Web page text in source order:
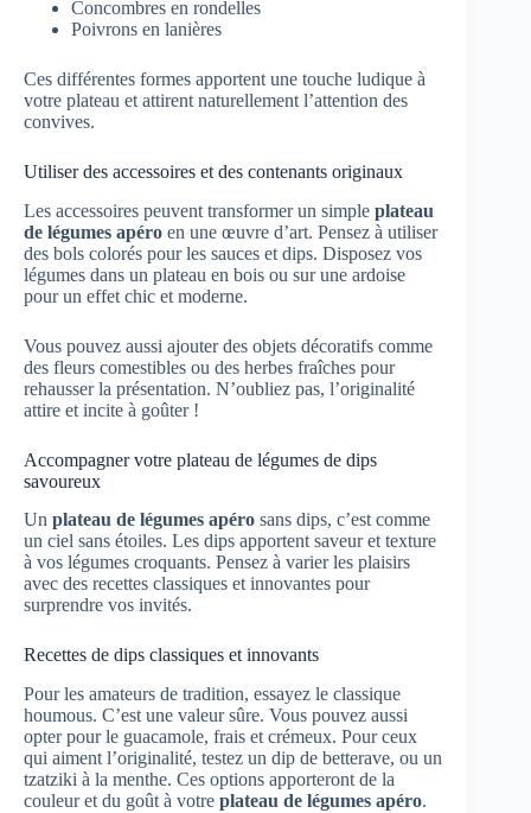
Concombres en rondelles
Poivrons en lanières
Ces différentes formes apportent une touche ludique à
votre plateau et attirent naturellement l’attention des
convives.
Utiliser des accessoires et des contenants originaux
Les accessoires peuvent transformer un simple plateau
de légumes apéro en une œuvre d’art. Pensez à utiliser
des bols colorés pour les sauces et dips. Disposez vos
légumes dans un plateau en bois ou sur une ardoise
pour un effet chic et moderne.
Vous pouvez aussi ajouter des objets décoratifs comme
des fleurs comestibles ou des herbes fraîches pour
rehausser la présentation. N’oubliez pas, l’originalité
attire et incite à goûter !
Accompagner votre plateau de légumes de dips
savoureux
Un plateau de légumes apéro sans dips, c’est comme
un ciel sans étoiles. Les dips apportent saveur et texture
à vos légumes croquants. Pensez à varier les plaisirs
avec des recettes classiques et innovantes pour
surprendre vos invités.
Recettes de dips classiques et innovants
Pour les amateurs de tradition, essayez le classique
houmous. C’est une valeur sûre. Vous pouvez aussi
opter pour le guacamole, frais et crémeux. Pour ceux
qui aiment l’originalité, testez un dip de betterave, ou un
tzatziki à la menthe. Ces options apporteront de la
couleur et du goût à votre plateau de légumes apéro.